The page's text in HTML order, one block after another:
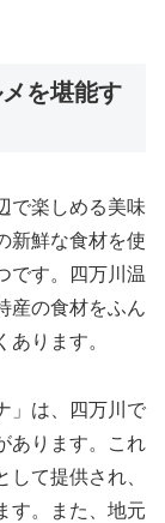
を堪能す
で楽しめる美味
新鮮な食材を使
です。四万川温
産の食材をふん
ります。
」は、四万川で
あります。これ
て提供され、
す。また、地元